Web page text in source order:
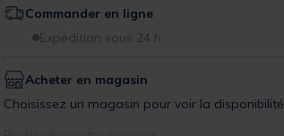
Commander en ligne
Expédition sous 24 h
Acheter en magasin
Choisissez un magasin pour voir la disponibilité